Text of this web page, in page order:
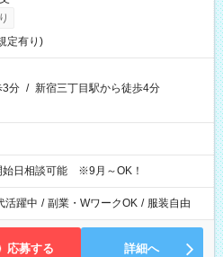
定有り)
3分 / 新宿三丁目駅から徒歩4分
日相談可能 ※9月～OK！
活躍中 / 副業・WワークOK / 服装自由
応募する 詳細へ